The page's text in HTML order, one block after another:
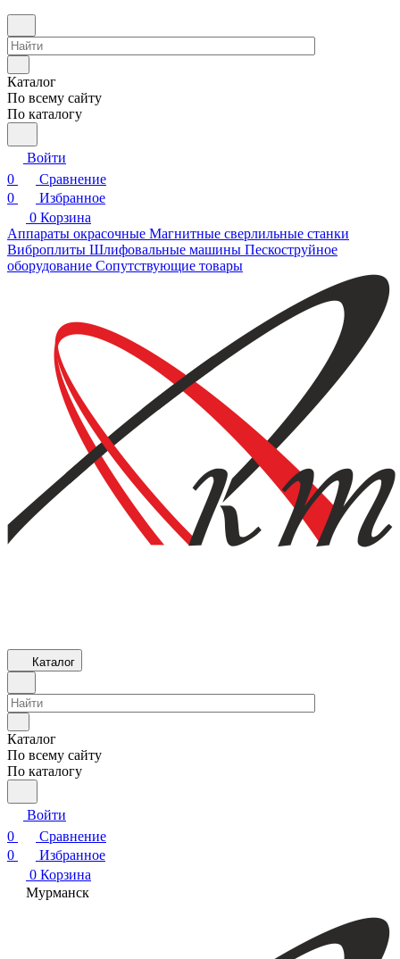
Каталог
По всему сайту
По каталогу
Войти
0
Сравнение
0
Избранное
0 Корзина
Аппараты окрасочные Магнитные сверлильные станки
Виброплиты Шлифовальные машины Пескоструйное
оборудование Сопутствующие товары
Каталог
Каталог
По всему сайту
По каталогу
Войти
0
Сравнение
0
Избранное
0 Корзина
Мурманск